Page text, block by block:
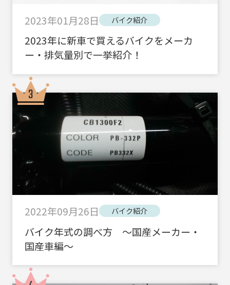
2023年01月28日 バイク紹介
2023年に新車で買えるバイクをメーカ
ー・排気量別で一挙紹介！
2022年09月26日 バイク紹介
バイク年式の調べ方 ～国産メーカー・
国産車編～